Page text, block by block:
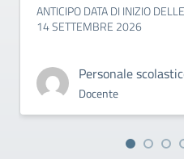
ANTICIPO DATA DI INIZIO
14 SETTEMBRE 2026
Personale
Docente